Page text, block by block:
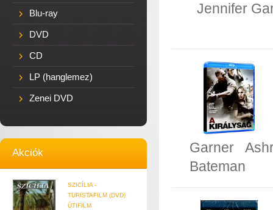
Blu-ray
DVD
CD
LP (hanglemez)
Zenei DVD
Akciók
SZICÍLIA -
TURISTAFILM (DVD)
ÚTIFILM
Jennifer
Garner
Bateman